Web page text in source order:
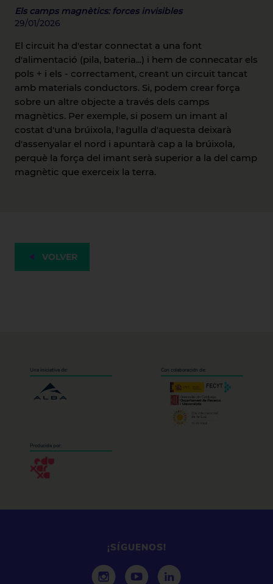
Els camps magnètics: forces invisibles
29/01/2026
El circuit ha d'estar connectat a una font
d'alimentació (pila, bateria...) i hem de connecatar els
pols + i els - correctament, creant un circuit tancat
amb materials conductors. Si, podem crear força
sobre un altre objecte a través dels camps
magnètics. Per exemple, si posem un imant al
costat d'una brúixola, l'agulla d'aquesta deixarà
d'assenyalar el nord i apuntarà cap a la brúixola,
perquè la força del imant serà superior a la del camp
magnètic que exerceix la terra.
VOLVER
Una iniciativa de: Con colaboración de:
Producida por:
¡SÍGUENOS!